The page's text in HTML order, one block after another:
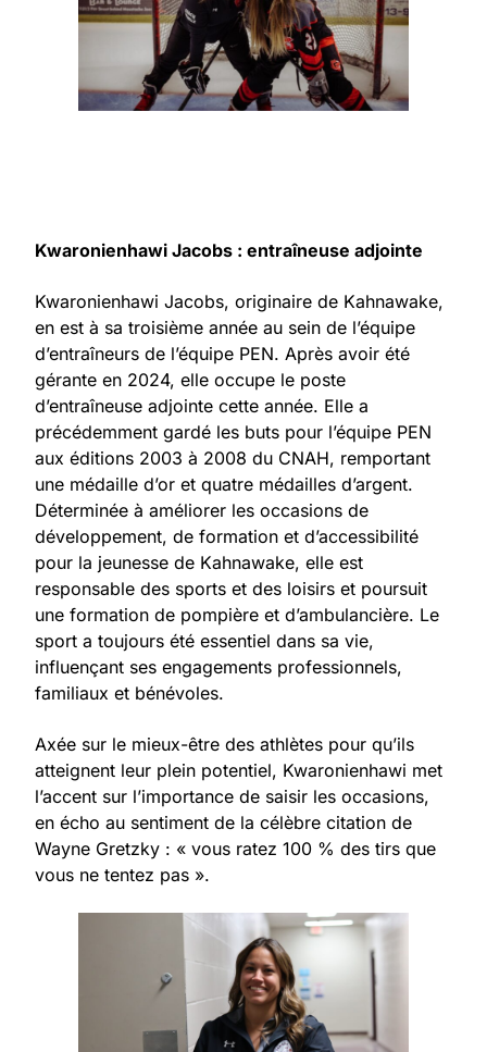
Kwaronienhawi Jacobs : entraîneuse adjointe
Kwaronienhawi Jacobs, originaire de Kahnawake,
en est à sa troisième année au sein de l’équipe
d’entraîneurs de l’équipe PEN. Après avoir été
gérante en 2024, elle occupe le poste
d’entraîneuse adjointe cette année. Elle a
précédemment gardé les buts pour l’équipe PEN
aux éditions 2003 à 2008 du CNAH, remportant
une médaille d’or et quatre médailles d’argent.
Déterminée à améliorer les occasions de
développement, de formation et d’accessibilité
pour la jeunesse de Kahnawake, elle est
responsable des sports et des loisirs et poursuit
une formation de pompière et d’ambulancière. Le
sport a toujours été essentiel dans sa vie,
influençant ses engagements professionnels,
familiaux et bénévoles.
Axée sur le mieux-être des athlètes pour qu’ils
atteignent leur plein potentiel, Kwaronienhawi met
l’accent sur l’importance de saisir les occasions,
en écho au sentiment de la célèbre citation de
Wayne Gretzky : « vous ratez 100 % des tirs que
vous ne tentez pas ».